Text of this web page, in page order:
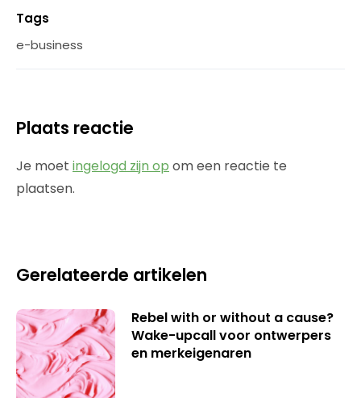
Tags
e-business
Plaats reactie
Je moet ingelogd zijn op om een reactie te
plaatsen.
Gerelateerde artikelen
Rebel with or without a cause?
Wake-upcall voor ontwerpers
en merkeigenaren